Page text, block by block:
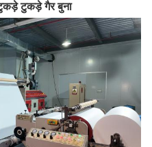
टुकड़े गैर बुना